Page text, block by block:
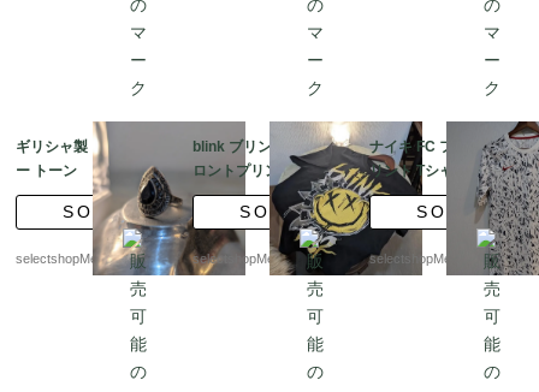
ギリシャ製 シルバ
ー トーン リング コ
スチュームリング 10
号 スチールリング v
intage ブラック
SOLD
selectshopMerci.
blink ブリンク 182 フ
ロントプリント Tシャ
ツ メンズ Mサイズ GI
LDAN HONDURAS
製 コットン バンドT
シャツ ブラック
SOLD
selectshopMerci.
ナイキ FC フランス プ
リント Tシャツ ブロッ
クコア 記載S(サイズ感
MーLサイズ）NIKE 速
乾 DRY FIT 鶏
SOLD
selectshopMerci.